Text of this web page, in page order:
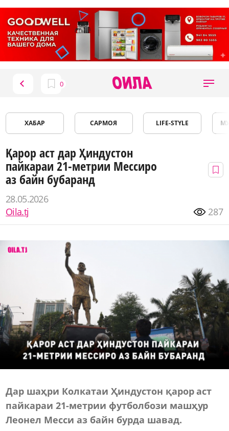
ХАБАР САРМОЯ LIFE-STYLE
Қарор аст дар Ҳиндустон
пайкараи 21-метрии Мессиро
аз байн бубаранд
28.05.2026
Oila.tj
287
Дар шаҳри Колкатаи Ҳиндустон қарор аст
пайкараи 21-метрии футболбози машҳур
Леонел Месси аз байн бурда шавад.